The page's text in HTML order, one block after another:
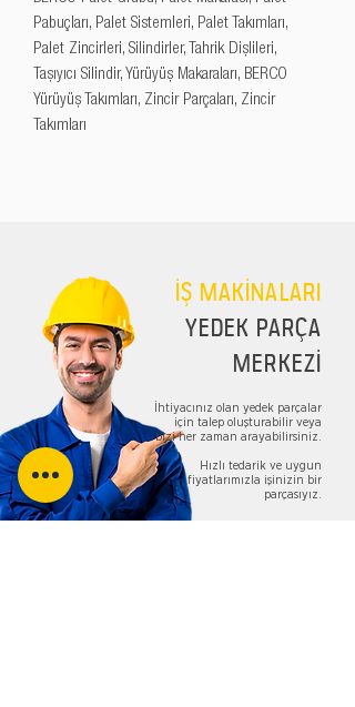
Pabuçları, Palet Sistemleri, Palet Takımları,
Palet Zincirleri, Silindirler, Tahrik Dişlileri,
Taşıyıcı Silindir, Yürüyüş Makaraları, BERCO
Yürüyüş Takımları, Zincir Parçaları, Zincir
Takımları
İŞ MAKİNALARI
YEDEK PARÇA
MERKEZİ
İhtiyacınız olan yedek parçalar
için talep oluşturabilir veya
bizi her zaman arayabilirsiniz.
Hızlı tedarik ve uygun
fiyatlarımızla işinizin bir
parçasıyız.